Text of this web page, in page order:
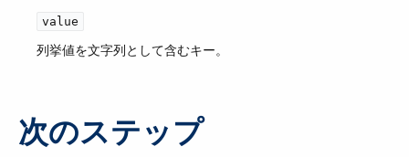
value
列挙値を文字列として含むキー。
次のステップ